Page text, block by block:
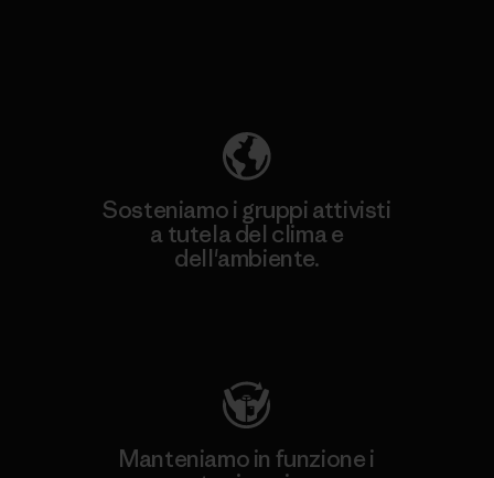
Sosteniamo i gruppi attivisti
a tutela del clima e
dell'ambiente.
Manteniamo in funzione i